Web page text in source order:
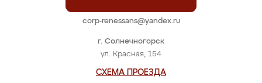
г. Солнечногорск
ул. Красная, 154
СХЕМА ПРОЕЗДА
corp-renessans@yandex.ru